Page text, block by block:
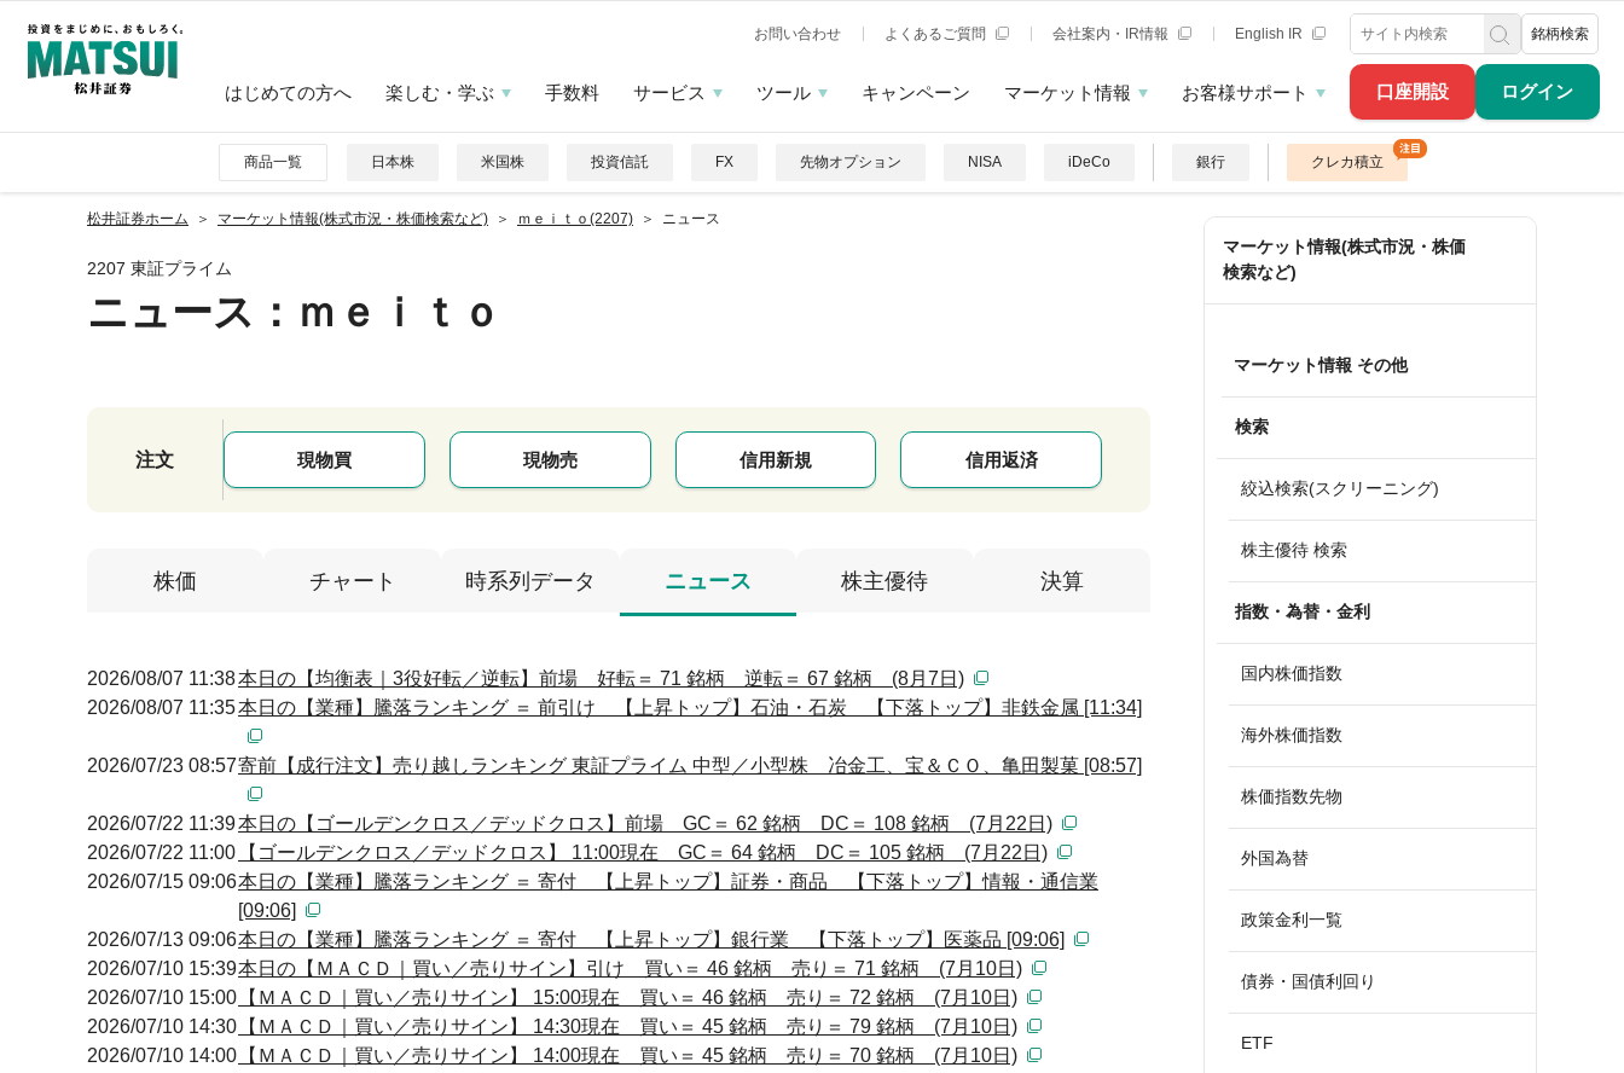
口座開設 ログイン
お問い合わせ よくあるご質問 会社案内・IR情報 English IR 銘柄検索
はじめての方へ 楽しむ・学ぶ 手数料 サービス ツール キャンペーン マーケット情報 お客様サポート
商品一覧 日本株 米国株 投資信託 FX 先物オプション NISA iDeCo 銀行 クレカ積立
松井証券ホーム マーケット情報(株式市況・株価検索など) ｍｅｉｔｏ(2207) ニュース
2207 東証プライム
ニュース ：ｍｅｉｔｏ
注文 現物買 現物売 信用新規 信用返済
株価 チャート 時系列データ ニュース 株主優待 決算
2026/08/07 11:38本日の【均衡表｜3役好転／逆転】前場 好転＝ 71 銘柄 逆転＝ 67 銘柄 (8月7日)
2026/08/07 11:35本日の【業種】騰落ランキング ＝ 前引け 【上昇トップ】石油・石炭 【下落トップ】非鉄金属 [11:34]
2026/07/23 08:57寄前【成行注文】売り越しランキング 東証プライム 中型／小型株 冶金工、宝＆ＣＯ、亀田製菓 [08:57]
2026/07/22 11:39本日の【ゴールデンクロス／デッドクロス】前場 GC＝ 62 銘柄 DC＝ 108 銘柄 (7月22日)
2026/07/22 11:00
【ゴールデンクロス／デッドクロス】 11:00現在 GC＝ 64 銘柄 DC＝ 105 銘柄 (7月22日)
2026/07/15 09:06本日の【業種】騰落ランキング ＝ 寄付 【上昇トップ】証券・商品 【下落トップ】情報・通信業
[09:06]
2026/07/13 09:06本日の【業種】騰落ランキング ＝ 寄付 【上昇トップ】銀行業 【下落トップ】医薬品 [09:06]
2026/07/10 15:39本日の【ＭＡＣＤ｜買い／売りサイン】引け 買い＝ 46 銘柄 売り＝ 71 銘柄 (7月10日)
2026/07/10 15:00 【ＭＡＣＤ｜買い／売りサイン】 15:00現在 買い＝ 46 銘柄 売り＝ 72 銘柄 (7月10日)
2026/07/10 14:30 【ＭＡＣＤ｜買い／売りサイン】 14:30現在 買い＝ 45 銘柄 売り＝ 79 銘柄 (7月10日)
2026/07/10 14:00 【ＭＡＣＤ｜買い／売りサイン】 14:00現在 買い＝ 45 銘柄 売り＝ 70 銘柄 (7月10日)
マーケット情報(株式市況・株価
検索など)
マーケット情報 その他
検索
絞込検索(スクリーニング)
株主優待 検索
指数・為替・金利
国内株価指数
海外株価指数
株価指数先物
外国為替
政策金利一覧
債券・国債利回り
ETF